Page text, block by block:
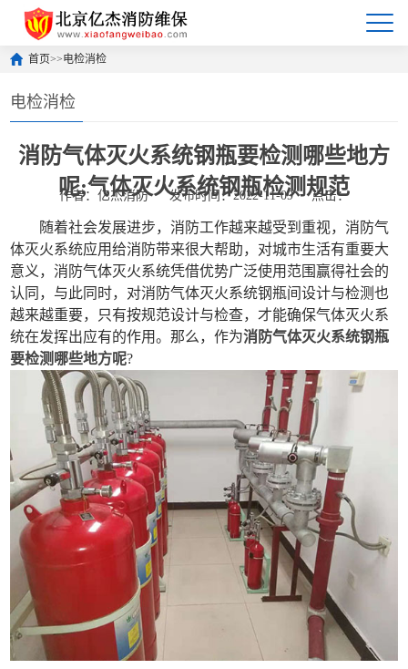
首页>>电检消检
电检消检
消防气体灭火系统钢瓶要检测哪些地方
呢;气体灭火系统钢瓶检测规范
作者：亿杰消防 发布时间：2022-11-09 点击：
随着社会发展进步，消防工作越来越受到重视，消防气
体灭火系统应用给消防带来很大帮助，对城市生活有重要大
意义，消防气体灭火系统凭借优势广泛使用范围赢得社会的
认同，与此同时，对消防气体灭火系统钢瓶间设计与检测也
越来越重要，只有按规范设计与检查，才能确保气体灭火系
统在发挥出应有的作用。那么，作为消防气体灭火系统钢瓶
要检测哪些地方呢?